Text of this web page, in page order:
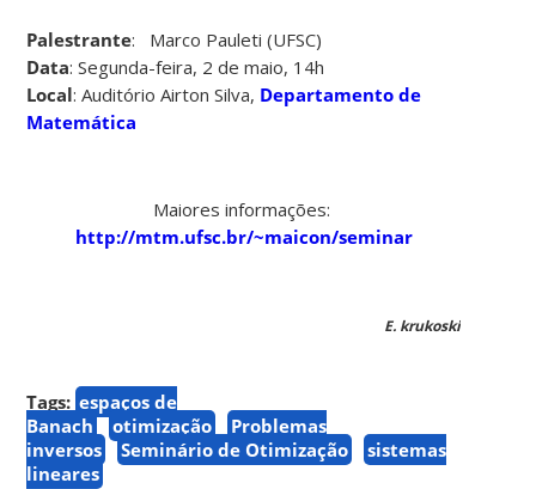
Palestrante: Marco Pauleti (UFSC)
Data: Segunda-feira, 2 de maio, 14h
Local: Auditório Airton Silva, Departamento de
Matemática
Maiores informações:
http://mtm.ufsc.br/~maicon/seminar
E. krukoski
Tags: espaços de
Banach
otimização
Problemas
inversos
Seminário de Otimização
sistemas
lineares